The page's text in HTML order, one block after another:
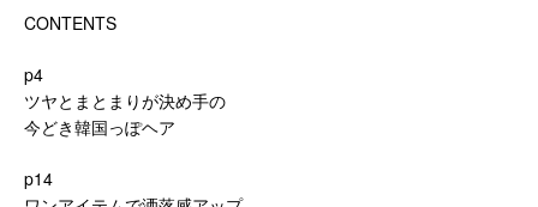
CONTENTS
p4
ツヤとまとまりが決め手の
今どき韓国っぽヘア
p14